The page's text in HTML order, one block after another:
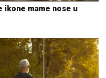
mame nose u